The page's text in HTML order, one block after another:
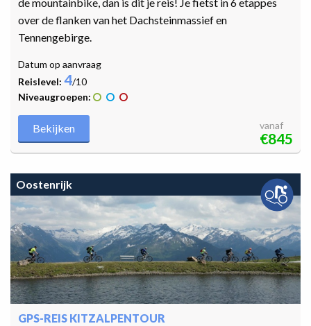
de mountainbike, dan is dit je reis! Je fietst in 6 etappes
over de flanken van het Dachsteinmassief en
Tennengebirge.
Datum op aanvraag
Reislevel: 4/10
Niveaugroepen:
Bekijken vanaf
€845
Oostenrijk
GPS-REIS KITZALPENTOUR